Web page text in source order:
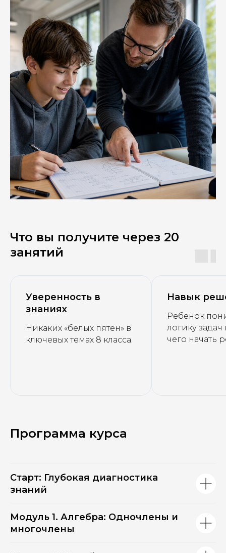
Что вы получите через 20
занятий
Уверенность в
знаниях
Никаких «белых пятен» в
ключевых темах 8 класса.
Навык
Ребенок
логику задач
чего начать
Программа курса
Старт: Глубокая диагностика
знаний
Модуль 1. Алгебра: Одночлены и
многочлены